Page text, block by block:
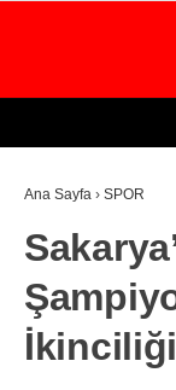
GÜNDEM
EKONOMİ
DÜNYA
MAGAZİN
Ana Sayfa › SPOR
İkinciliği